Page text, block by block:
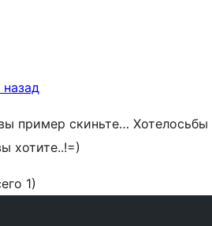
назад
пример скиньте… Хотелосьбы
хотите..!=)
1)